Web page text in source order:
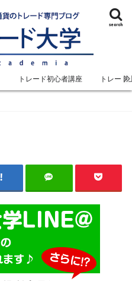
search
トレード初心者講座 トレード